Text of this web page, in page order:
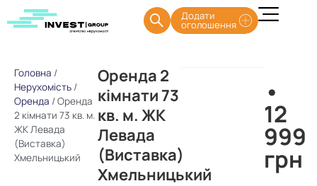
Додати
оголошення
Головна /
Нерухомість /
Оренда /Оренда
2 кімнати 73 кв. м.
ЖК Левада
(Виставка)
Хмельницький
Оренда 2
кімнати 73
кв. м. ЖК
Левада
(Виставка)
Хмельницький
•
12
999
грн